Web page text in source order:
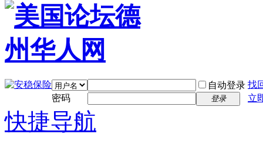
自动登录 找
密码
登录 立
快捷导航